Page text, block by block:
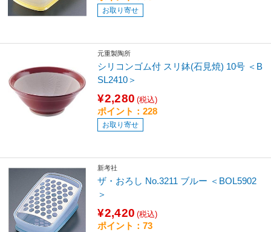
お取り寄せ
元重製陶所
シリコンゴム付 スリ鉢(石見焼) 10号 ＜B
SL2410＞
¥2,280 (税込)
ポイント：228
お取り寄せ
新考社
ザ・おろし No.3211 ブルー ＜BOL5902
＞
¥2,420 (税込)
ポイント：73